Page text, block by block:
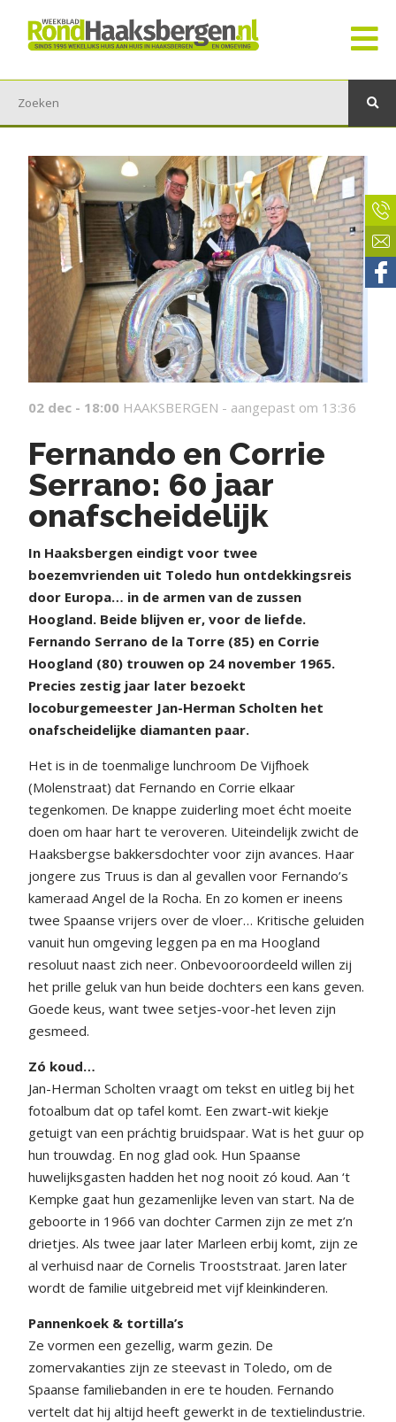
02 dec - 18:00 HAAKSBERGEN - aangepast om 13:36
Fernando en Corrie
Serrano: 60 jaar
onafscheidelijk
In Haaksbergen eindigt voor twee
boezemvrienden uit Toledo hun ontdekkingsreis
door Europa… in de armen van de zussen
Hoogland. Beide blijven er, voor de liefde.
Fernando Serrano de la Torre (85) en Corrie
Hoogland (80) trouwen op 24 november 1965.
Precies zestig jaar later bezoekt
locoburgemeester Jan-Herman Scholten het
onafscheidelijke diamanten paar.
Het is in de toenmalige lunchroom De Vijfhoek
(Molenstraat) dat Fernando en Corrie elkaar
tegenkomen. De knappe zuiderling moet écht moeite
doen om haar hart te veroveren. Uiteindelijk zwicht de
Haaksbergse bakkersdochter voor zijn avances. Haar
jongere zus Truus is dan al gevallen voor Fernando’s
kameraad Angel de la Rocha. En zo komen er ineens
twee Spaanse vrijers over de vloer… Kritische geluiden
vanuit hun omgeving leggen pa en ma Hoogland
resoluut naast zich neer. Onbevooroordeeld willen zij
het prille geluk van hun beide dochters een kans geven.
Goede keus, want twee setjes-voor-het leven zijn
gesmeed.
Zó koud…
Jan-Herman Scholten vraagt om tekst en uitleg bij het
fotoalbum dat op tafel komt. Een zwart-wit kiekje
getuigt van een práchtig bruidspaar. Wat is het guur op
hun trouwdag. En nog glad ook. Hun Spaanse
huwelijksgasten hadden het nog nooit zó koud. Aan ‘t
Kempke gaat hun gezamenlijke leven van start. Na de
geboorte in 1966 van dochter Carmen zijn ze met z’n
drietjes. Als twee jaar later Marleen erbij komt, zijn ze
al verhuisd naar de Cornelis Trooststraat. Jaren later
wordt de familie uitgebreid met vijf kleinkinderen.
Pannenkoek & tortilla’s
Ze vormen een gezellig, warm gezin. De
zomervakanties zijn ze steevast in Toledo, om de
Spaanse familiebanden in ere te houden. Fernando
vertelt dat hij altijd heeft gewerkt in de textielindustrie.